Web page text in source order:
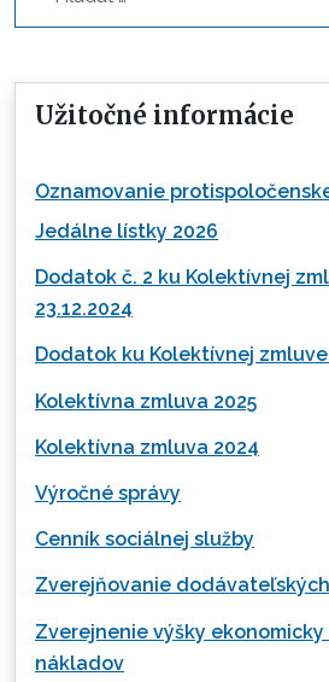
Užitočné informácie
Oznamovanie
Jedálne lístky 2026
Dodatok č. 2 ku Kolektívnej
23.12.2024
Dodatok ku Kolektívnej zmluve
Kolektívna zmluva 2025
Kolektívna zmluva 2024
Výročné správy
Cenník sociálnej služby
Zverejňovanie
Zverejnenie výšky
nákladov